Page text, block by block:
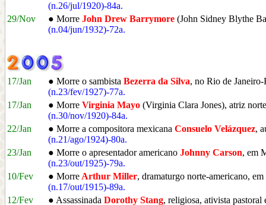
(n.26/jul/1920)-84a.
29/Nov
● Morre John Drew Barrymore (John Sidney Blythe
(n.04/jun/1932)-72a.
17/Jan ● Morre o sambista Bezerra da Silva, no Rio de Janeiro-
(n.23/fev/1927)-77a.
17/Jan
● Morre Virginia Mayo (Virginia Clara Jones), atriz
(n.30/nov/1920)-84a.
22/Jan
● Morre a compositora mexicana Consuelo Velázquez,
(n.21/ago/1924)-80a.
23/Jan
● Morre o apresentador americano Johnny Carson, em
(n.23/out/1925)-79a.
10/Fev
● Morre Arthur Miller, dramaturgo norte-americano,
(n.17/out/1915)-89a.
12/Fev
● Assassinada Dorothy Stang, religiosa, ativista